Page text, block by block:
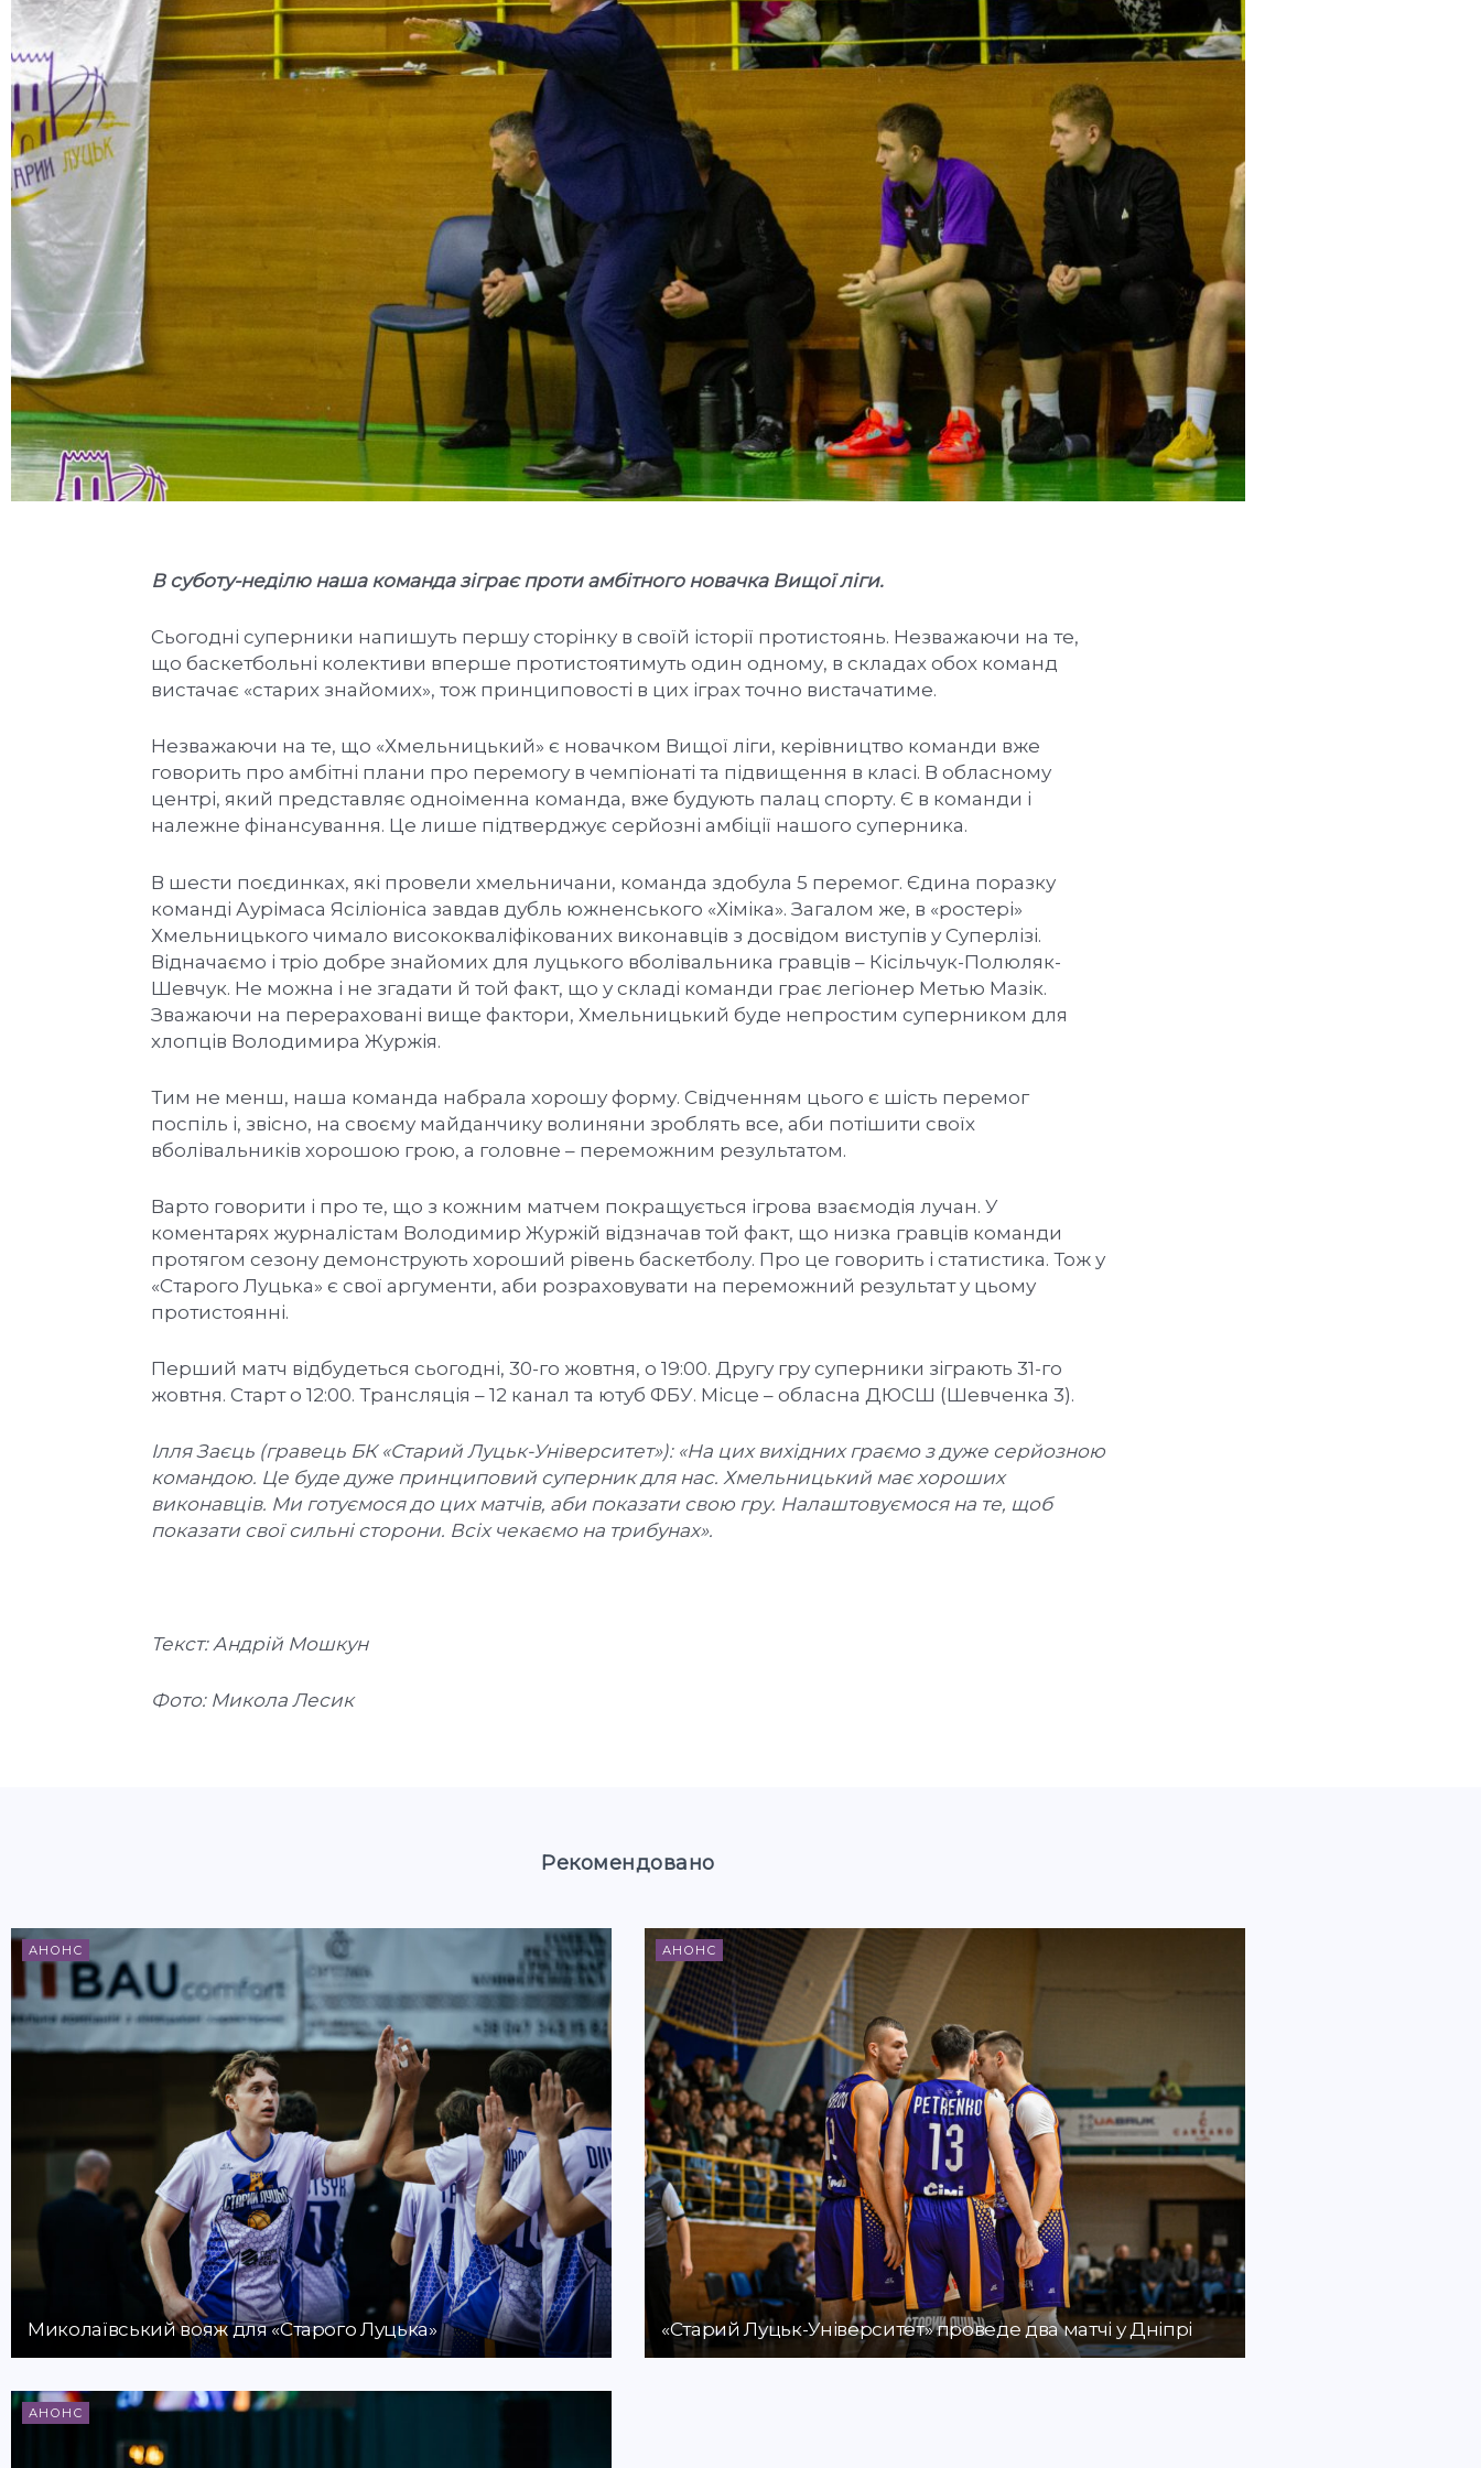
В суботу-неділю наша команда зіграє проти амбітного новачка Вищої ліги.
Сьогодні суперники напишуть першу сторінку в своїй історії протистоянь. Незважаючи на те,
що баскетбольні колективи вперше протистоятимуть один одному, в складах обох команд
вистачає «старих знайомих», тож принциповості в цих іграх точно вистачатиме.
Незважаючи на те, що «Хмельницький» є новачком Вищої ліги, керівництво команди вже
говорить про амбітні плани про перемогу в чемпіонаті та підвищення в класі. В обласному
центрі, який представляє одноіменна команда, вже будують палац спорту. Є в команди і
належне фінансування. Це лише підтверджує серйозні амбіції нашого суперника.
В шести поєдинках, які провели хмельничани, команда здобула 5 перемог. Єдина поразку
команді Аурімаса Ясіліоніса завдав дубль южненського «Хіміка». Загалом же, в «ростері»
Хмельницького чимало висококваліфікованих виконавців з досвідом виступів у Суперлізі.
Відначаємо і тріо добре знайомих для луцького вболівальника гравців – Кісільчук-Полюляк-
Шевчук. Не можна і не згадати й той факт, що у складі команди грає легіонер Метью Мазік.
Зважаючи на перераховані вище фактори, Хмельницький буде непростим суперником для
хлопців Володимира Журжія.
Тим не менш, наша команда набрала хорошу форму. Свідченням цього є шість перемог
поспіль і, звісно, на своєму майданчику волиняни зроблять все, аби потішити своїх
вболівальників хорошою грою, а головне – переможним результатом.
Варто говорити і про те, що з кожним матчем покращується ігрова взаємодія лучан. У
коментарях журналістам Володимир Журжій відзначав той факт, що низка гравців команди
протягом сезону демонструють хороший рівень баскетболу. Про це говорить і статистика. Тож у
«Старого Луцька» є свої аргументи, аби розраховувати на переможний результат у цьому
протистоянні.
Перший матч відбудеться сьогодні, 30-го жовтня, о 19:00. Другу гру суперники зіграють 31-го
жовтня. Старт о 12:00. Трансляція – 12 канал та ютуб ФБУ. Місце – обласна ДЮСШ (Шевченка 3).
Ілля Заєць (гравець БК «Старий Луцьк-Університет»): «На цих вихідних граємо з дуже серйозною
командою. Це буде дуже принциповий суперник для нас. Хмельницький має хороших
виконавців. Ми готуємося до цих матчів, аби показати свою гру. Налаштовуємося на те, щоб
показати свої сильні сторони. Всіх чекаємо на трибунах».
Текст: Андрій Мошкун
Фото: Микола Лесик
Рекомендовано
АНОНС
Миколаївський вояж для «Старого Луцька»
АНОНС
«Старий Луцьк-Університет» проведе два матчі у Дніпрі
АНОНС